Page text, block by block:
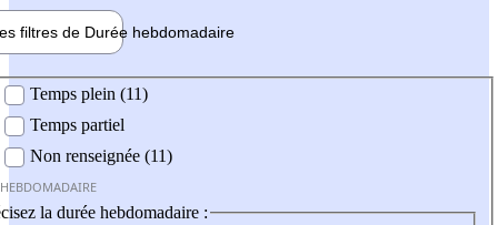
filtres de Durée hebdomadaire
Temps plein (11)
Temps partiel
Non renseignée (11)
la durée hebdomadaire :